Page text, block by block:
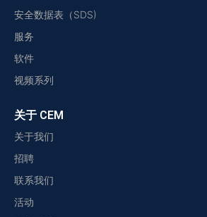
安全数据表（SDS)
服务
软件
视频系列
关于 CEM
关于我们
招聘
联系我们
活动